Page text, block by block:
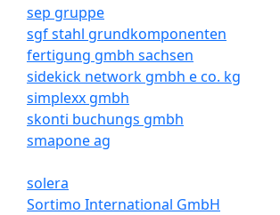
sep gruppe
sgf stahl grundkomponenten
fertigung gmbh sachsen
sidekick network gmbh e co. kg
simplexx gmbh
skonti buchungs gmbh
smapone ag
solera
Sortimo International GmbH